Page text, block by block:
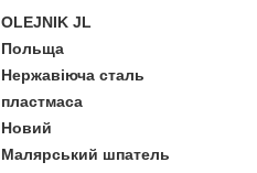
OLEJNIK JL
Польща
Нержавіюча сталь
пластмаса
Новий
Малярський шпатель